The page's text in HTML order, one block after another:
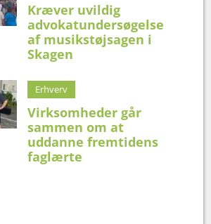
Kræver uvildig
advokatundersøgelse
af musikstøjsagen i
Skagen
Erhverv
Virksomheder går
sammen om at
uddanne fremtidens
faglærte